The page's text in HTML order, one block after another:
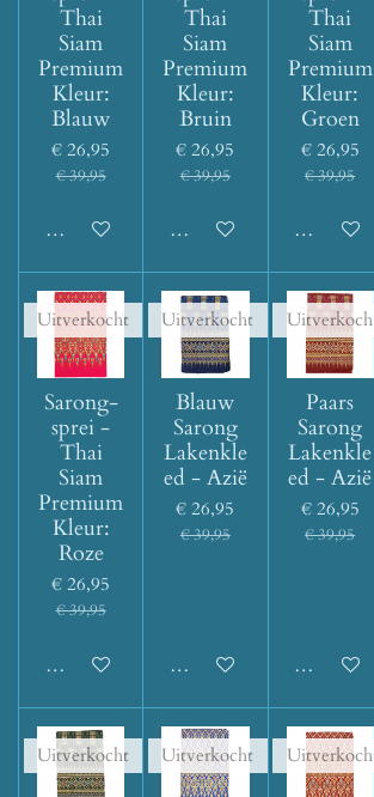
Thai
Siam
Premium
Kleur:
Blauw
€ 26,95
€ 39,95
Houd mij op de hoogte
Thai
Siam
Premium
Kleur:
Bruin
€ 26,95
€ 39,95
Houd mij op de hoogte
Thai
Siam
Premium
Kleur:
Groen
€ 26,95
€ 39,95
Houd mij
Uitverkocht
Sarong-
sprei -
Thai
Siam
Premium
Kleur:
Roze
€ 26,95
€ 39,95
Houd mij op de hoogte
Uitverkocht
Blauw
Sarong
Lakenkle
ed - Azië
€ 26,95
€ 39,95
Houd mij op de hoogte
Paars
Sarong
Lakenkle
ed - Azië
€ 26,95
€ 39,95
Houd mij
Uitverkocht Uitverkocht